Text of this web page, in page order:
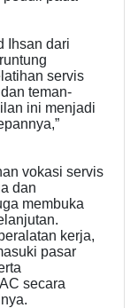
Ihsan dari
servis
teman-
ini menjadi
vokasi servis
dan
membuka
kerja,
pasar
secara